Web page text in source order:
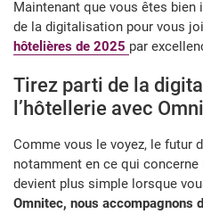
Maintenant que vous êtes
de la digitalisation pour vous
hôtelières de 2025 par
Tirez parti de la
l’hôtellerie avec
Comme vous le voyez, le futur
notamment en ce qui
devient plus simple lorsque
Omnitec, nous accompagnons